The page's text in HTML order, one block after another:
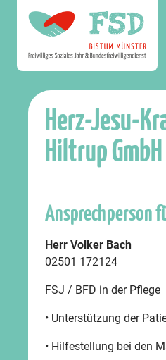
Herz-Jesu-
Hiltrup GmbH
Ansprechperson
Herr Volker Bach
02501 172124
FSJ / BFD in der Pflege
• Unterstützung der
• Hilfestellung bei den